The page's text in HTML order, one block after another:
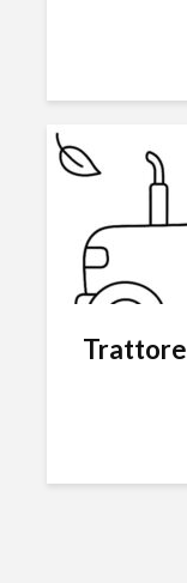
Trattore